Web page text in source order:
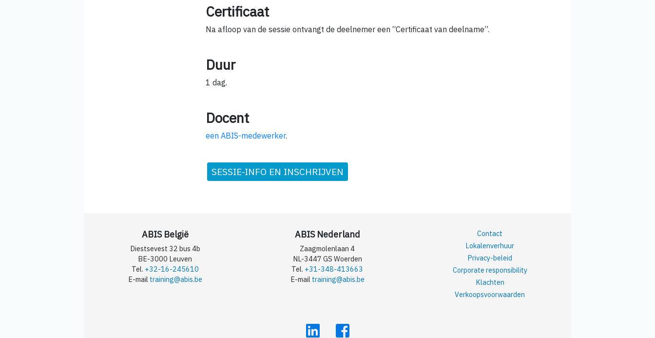
Certificaat
Na afloop van de sessie ontvangt de deelnemer een “Certificaat van deelname”.
Duur
1 dag.
Docent
een ABIS-medewerker.
SESSIE-INFO EN INSCHRIJVEN
ABIS België
Diestsevest 32 bus 4b
BE-3000 Leuven
Tel. +32-16-245610
E-mail training@abis.be
ABIS Nederland
Zaagmolenlaan 4
NL-3447 GS Woerden
Tel. +31-348-413663
E-mail training@abis.be
Contact
Lokalenverhuur
Privacy-beleid
Corporate responsibility
Klachten
Verkoopsvoorwaarden